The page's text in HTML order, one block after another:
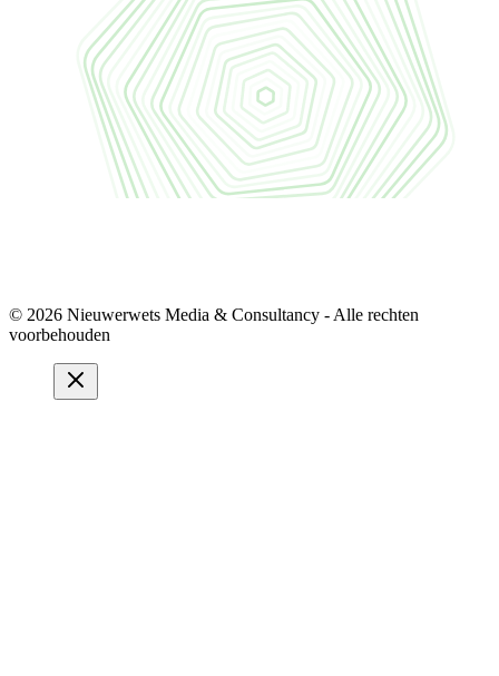
© 2026 Nieuwerwets Media & Consultancy - Alle rechten
voorbehouden